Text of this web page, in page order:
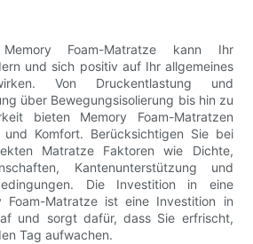
Foam-Matratze kann Ihr
und sich positiv auf Ihr allgemeines
Von Druckentlastung und
über Bewegungsisolierung bis hin zu
bieten Memory Foam-Matratzen
und Komfort. Berücksichtigen Sie bei
Matratze Faktoren wie Dichte,
Kantenunterstützung und
Die Investition in eine
Foam-Matratze ist eine Investition in
und sorgt dafür, dass Sie erfrischt,
Tag aufwachen.